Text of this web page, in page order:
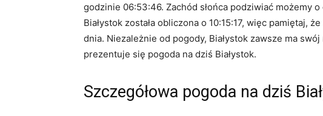
godzinie 06:53:46. Zachód słońca podziwiać możemy
Białystok została obliczona o 10:15:17, więc pamiętaj,
dnia. Niezależnie od pogody, Białystok zawsze ma
prezentuje się pogoda na dziś Białystok.
Szczegółowa pogoda na dziś